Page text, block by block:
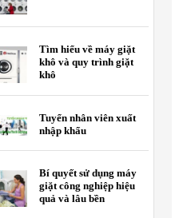
Tìm hiểu về máy giặt
khô và quy trình giặt
khô
Tuyển nhân viên xuất
nhập khẩu
Bí quyết sử dụng máy
giặt công nghiệp hiệu
quả và lâu bền